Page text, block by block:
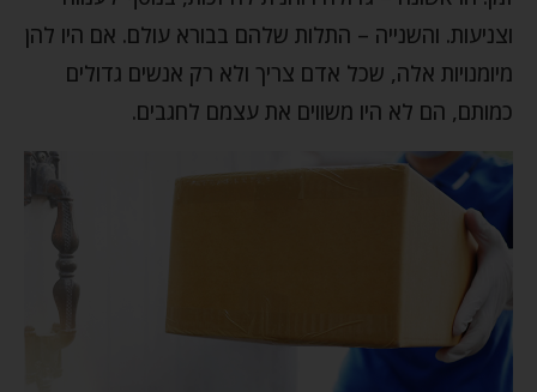
וצניעות. והשנייה – התלות שלהם בבורא עולם. אם היו להן
מיומנויות אלה, שכל אדם צריך ולא רק אנשים גדולים
כמותם, הם לא היו משווים את עצמם לחגבים.